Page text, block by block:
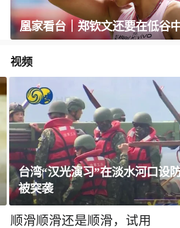
凰家看台｜郑钦文还要在低谷
视频
台湾“汉光演习”在淡水河口设
被突袭
顺滑顺滑还是顺滑，试用